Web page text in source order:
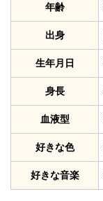
年齢
出身
生年月日
身長
血液型
好きな色
好きな音楽